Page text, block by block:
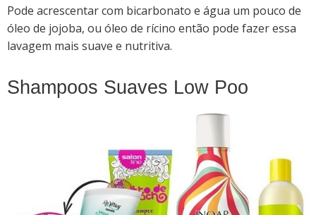
Pode acrescentar com bicarbonato e água um pouco de
óleo de jojoba, ou óleo de rícino então pode fazer essa
lavagem mais suave e nutritiva.
Shampoos Suaves Low Poo